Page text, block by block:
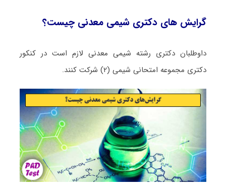
گرایش های دکتری شیمی معدنی چیست؟
داوطلبان دکتری رشته شیمی معدنی لازم است در کنکور
دکتری مجموعه امتحانی شیمی (۲) شرکت کنند.